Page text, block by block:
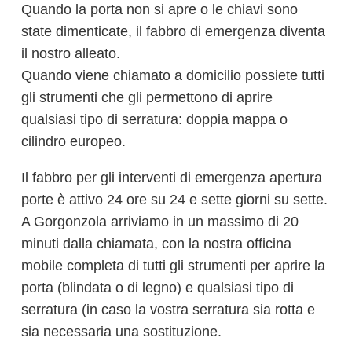
Quando la porta non si apre o le chiavi sono
state dimenticate, il fabbro di emergenza diventa
il nostro alleato.
Quando viene chiamato a domicilio possiete tutti
gli strumenti che gli permettono di aprire
qualsiasi tipo di serratura: doppia mappa o
cilindro europeo.
Il fabbro per gli interventi di emergenza apertura
porte è attivo 24 ore su 24 e sette giorni su sette.
A Gorgonzola arriviamo in un massimo di 20
minuti dalla chiamata, con la nostra officina
mobile completa di tutti gli strumenti per aprire la
porta (blindata o di legno) e qualsiasi tipo di
serratura (in caso la vostra serratura sia rotta e
sia necessaria una sostituzione.